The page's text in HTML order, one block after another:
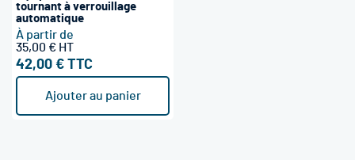
tournant à verrouillage
automatique
À partir de
42,00 €
35,00 €
Ajouter au panier